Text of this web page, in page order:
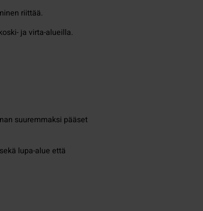
riittää.
ja virta-alueilla.
suuremmaksi pääset
lupa-alue että